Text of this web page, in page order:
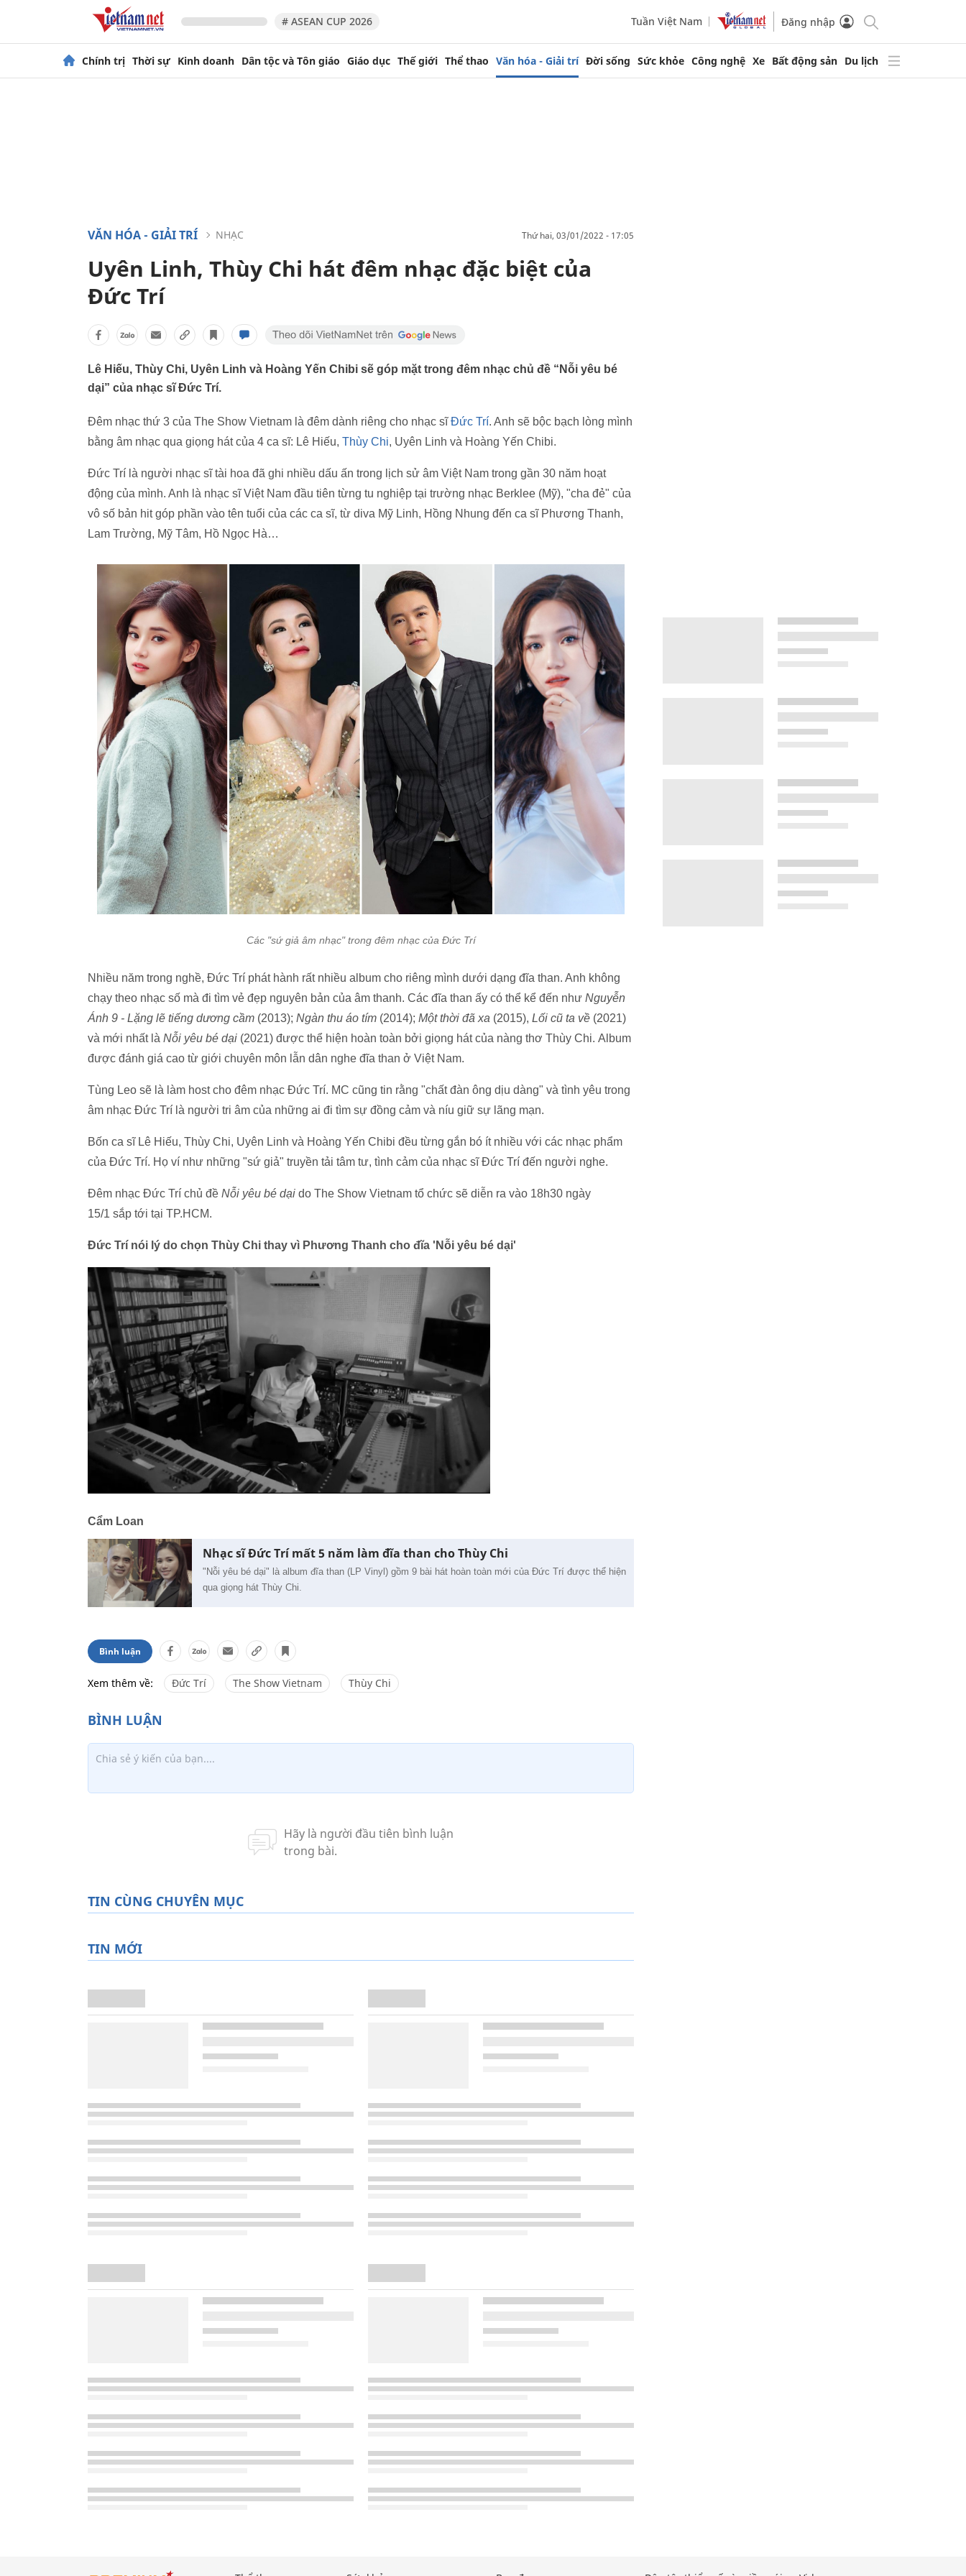
# ASEAN CUP 2026 Tuần Việt Nam Đăng nhập
Chính trị Thời sự Kinh doanh Dân tộc và Tôn giáo Giáo dục Thế giới Thể thao Văn hóa - Giải trí Đời sống Sức khỏe Công nghệ Xe Bất động sản Du lịch
VĂN HÓA - GIẢI TRÍ NHẠC thứ hai, 03/01/2022 - 17:05
Uyên Linh, Thùy Chi hát đêm nhạc đặc biệt của
Đức Trí
Lê Hiếu, Thùy Chi, Uyên Linh và Hoàng Yến Chibi sẽ góp mặt trong đêm nhạc chủ đề “Nỗi yêu bé
dại” của nhạc sĩ Đức Trí.
Đêm nhạc thứ 3 của The Show Vietnam là đêm dành riêng cho nhạc sĩĐức Trí. Anh sẽ bộc bạch lòng mình
bằng âm nhạc qua giọng hát của 4 ca sĩ: Lê Hiếu, Thùy Chi, Uyên Linh và Hoàng Yến Chibi.
Đức Trí là người nhạc sĩ tài hoa đã ghi nhiều dấu ấn trong lịch sử âm Việt Nam trong gần 30 năm hoạt
động của mình. Anh là nhạc sĩ Việt Nam đầu tiên từng tu nghiệp tại trường nhạc Berklee (Mỹ), "cha đẻ" của
vô số bản hit góp phần vào tên tuổi của các ca sĩ, từ diva Mỹ Linh, Hồng Nhung đến ca sĩ Phương Thanh,
Lam Trường, Mỹ Tâm, Hồ Ngọc Hà…
Các "sứ giả âm nhạc" trong đêm nhạc của Đức Trí
Nhiều năm trong nghề, Đức Trí phát hành rất nhiều album cho riêng mình dưới dạng đĩa than. Anh không
chạy theo nhạc số mà đi tìm vẻ đẹp nguyên bản của âm thanh. Các đĩa than ấy có thể kể đến như Nguyễn
Ánh 9 - Lặng lẽ tiếng dương cầm (2013); Ngàn thu áo tím (2014); Một thời đã xa (2015), Lối cũ ta về (2021)
và mới nhất là Nỗi yêu bé dại (2021) được thể hiện hoàn toàn bởi giọng hát của nàng thơ Thùy Chi. Album
được đánh giá cao từ giới chuyên môn lẫn dân nghe đĩa than ở Việt Nam.
Tùng Leo sẽ là làm host cho đêm nhạc Đức Trí. MC cũng tin rằng "chất đàn ông dịu dàng" và tình yêu trong
âm nhạc Đức Trí là người tri âm của những ai đi tìm sự đồng cảm và níu giữ sự lãng mạn.
Bốn ca sĩ Lê Hiếu, Thùy Chi, Uyên Linh và Hoàng Yến Chibi đều từng gắn bó ít nhiều với các nhạc phẩm
của Đức Trí. Họ ví như những "sứ giả" truyền tải tâm tư, tình cảm của nhạc sĩ Đức Trí đến người nghe.
Đêm nhạc Đức Trí chủ đề Nỗi yêu bé dại do The Show Vietnam tổ chức sẽ diễn ra vào 18h30 ngày
15/1 sắp tới tại TP.HCM.
Đức Trí nói lý do chọn Thùy Chi thay vì Phương Thanh cho đĩa 'Nỗi yêu bé dại'
Cẩm Loan
Nhạc sĩ Đức Trí mất 5 năm làm đĩa than cho Thùy Chi
"Nỗi yêu bé dại" là album đĩa than (LP Vinyl) gồm 9 bài hát hoàn toàn mới của Đức Trí được thể hiện
qua giọng hát Thùy Chi.
Bình luận
Xem thêm về: Đức Trí The Show Vietnam Thùy Chi
TIN CÙNG CHUYÊN MỤC
TIN MỚI